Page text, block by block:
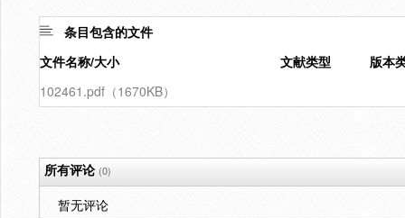
条目包含的文件
文件名称/大小
文献类型
版本
102461.pdf（1670KB）
所有评论(0)
暂无评论